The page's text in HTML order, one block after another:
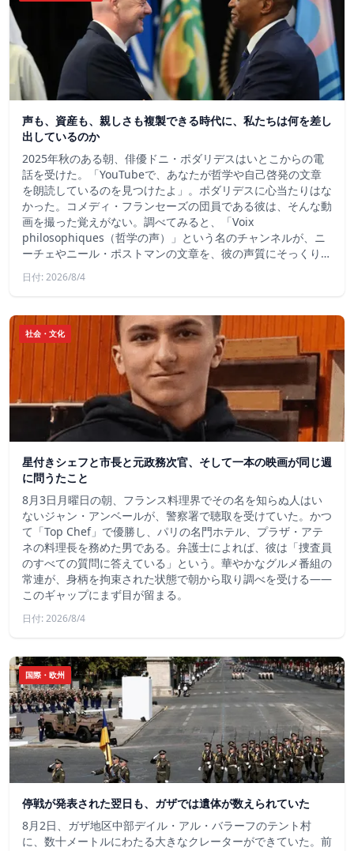
声も、資産も、親しさも複製できる時代に、私たちは何を差し
出しているのか
2025年秋のある朝、俳優ドニ・ポダリデスはいとこからの電
話を受けた。「YouTubeで、あなたが哲学や自己啓発の文章
を朗読しているのを見つけたよ」。ポダリデスに心当たりはな
かった。コメディ・フランセーズの団員である彼は、そんな動
画を撮った覚えがない。調べてみると、「Voix
philosophiques（哲学の声）」という名のチャンネルが、ニ
ーチェやニール・ポストマンの文章を、彼の声質にそっくり…
日付: 2026/8/4
社会・文化
星付きシェフと市長と元政務次官、そして一本の映画が同じ週
に問うたこと
8月3日月曜日の朝、フランス料理界でその名を知らぬ人はい
ないジャン・アンベールが、警察署で聴取を受けていた。かつ
て「Top Chef」で優勝し、パリの名門ホテル、プラザ・アテ
ネの料理長を務めた男である。弁護士によれば、彼は「捜査員
のすべての質問に答えている」という。華やかなグルメ番組の
常連が、身柄を拘束された状態で朝から取り調べを受ける――
このギャップにまず目が留まる。
日付: 2026/8/4
国際・欧州
停戦が発表された翌日も、ガザでは遺体が数えられていた
8月2日、ガザ地区中部デイル・アル・バラーフのテント村
に、数十メートルにわたる大きなクレーターができていた。前